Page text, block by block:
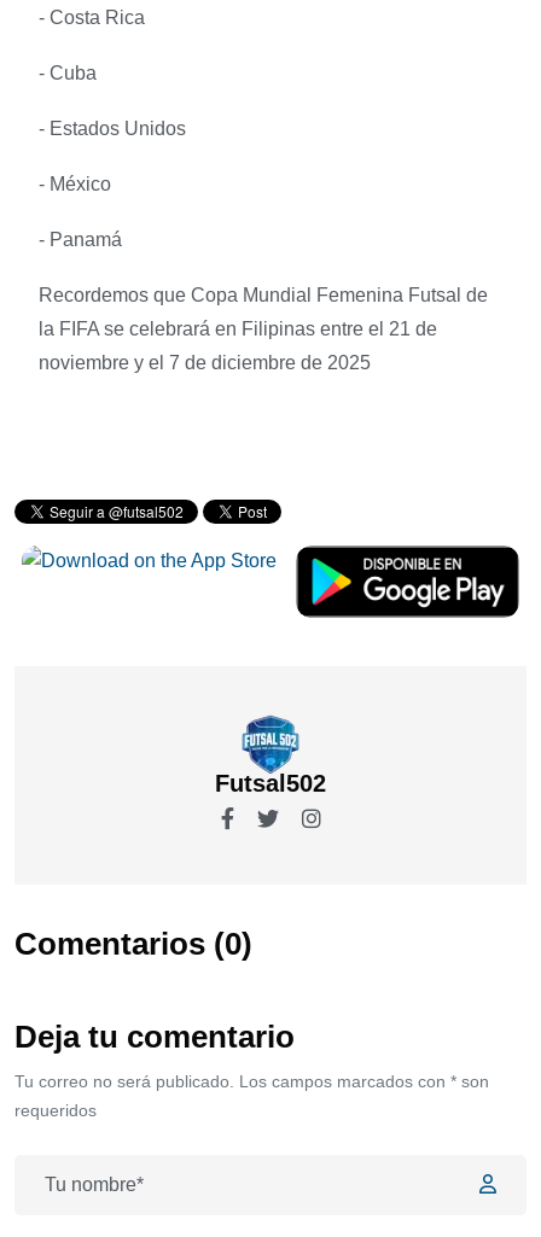
- Costa Rica
- Cuba
- Estados Unidos
- México
- Panamá
Recordemos que Copa Mundial Femenina Futsal de
la FIFA se celebrará en Filipinas entre el 21 de
noviembre y el 7 de diciembre de 2025
Futsal502
Comentarios (0)
Deja tu comentario
Tu correo no será publicado. Los campos marcados con * son
requeridos